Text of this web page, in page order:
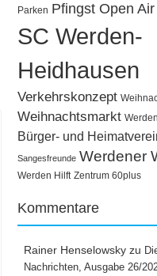
Parken Pfingst Open Air
SC Werden-
Heidhausen
Verkehrskonzept
Weihnachtsmarkt Werden
Bürger- und
Sangesfreunde Werdener
Werden Hilft Zentrum 60plus
Kommentare
Rainer Henselowsky zu
Nachrichten, Ausgabe 26/